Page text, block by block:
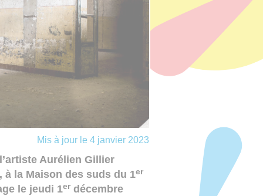
Mis à jour le 4 janvier 2023
Aurélien Gillier
à la Maison des suds du 1er
le jeudi 1erdécembre